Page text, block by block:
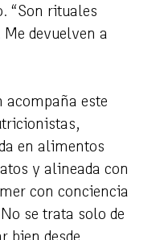
“Son rituales
devuelven a
acompaña este
en alimentos
y alineada con
con conciencia
se trata solo de